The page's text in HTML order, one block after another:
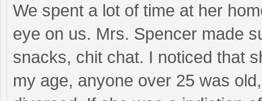
We spent a lot of time at her
eye on us. Mrs. Spencer made
snacks, chit chat. I noticed that
my age, anyone over 25 was